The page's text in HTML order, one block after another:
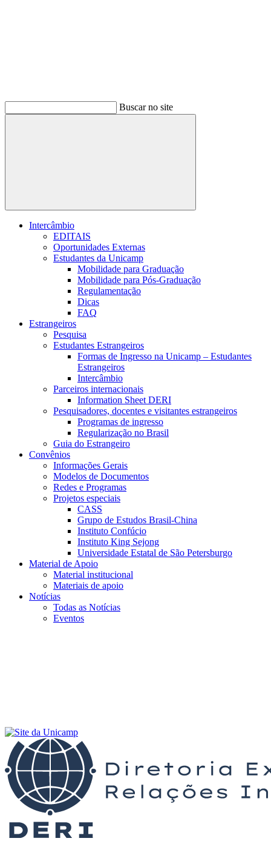
Buscar no site
Buscar
Intercâmbio
EDITAIS
Oportunidades Externas
Estudantes da Unicamp
Mobilidade para Graduação
Mobilidade para Pós-Graduação
Regulamentação
Dicas
FAQ
Estrangeiros
Pesquisa
Estudantes Estrangeiros
Formas de Ingresso na Unicamp – Estudantes
Estrangeiros
Intercâmbio
Parceiros internacionais
Information Sheet DERI
Pesquisadores, docentes e visitantes estrangeiros
Programas de ingresso
Regularização no Brasil
Guia do Estrangeiro
Convênios
Informações Gerais
Modelos de Documentos
Redes e Programas
Projetos especiais
CASS
Grupo de Estudos Brasil-China
Instituto Confúcio
Instituto King Sejong
Universidade Estatal de São Petersburgo
Material de Apoio
Material institucional
Materiais de apoio
Notícias
Todas as Notícias
Eventos